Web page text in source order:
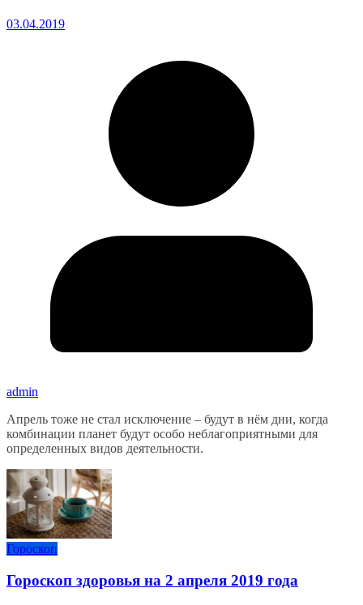
03.04.2019
admin
Апрель тоже не стал исключение – будут в нём дни, когда
комбинации планет будут особо неблагоприятными для
определенных видов деятельности.
Гороскоп
Гороскоп здоровья на 2 апреля 2019 года